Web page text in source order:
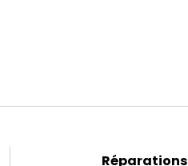
Réparations